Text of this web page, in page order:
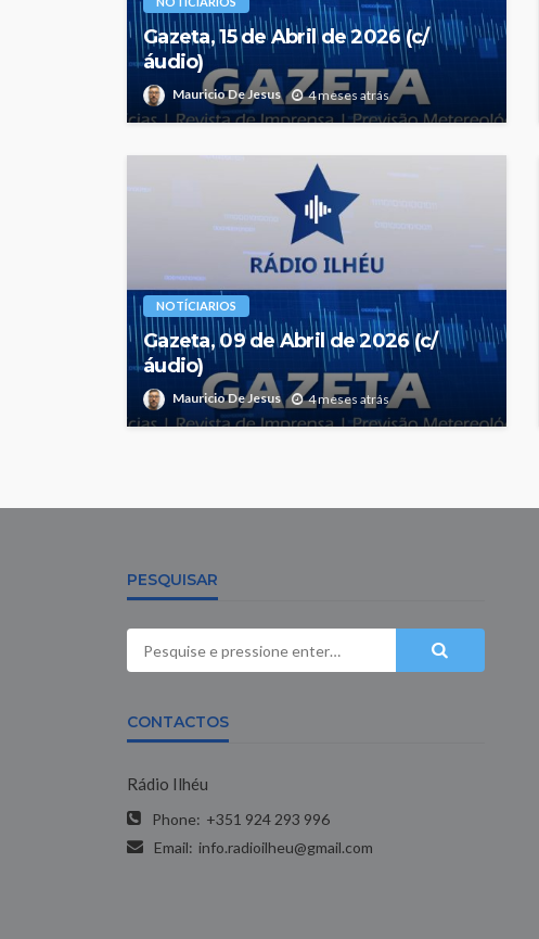
Gazeta, 15 de Abril de 2026 (c/
áudio)
Mauricio De Jesus 4 meses atrás
NOTÍCIARIOS
Gazeta, 09 de Abril de 2026 (c/
áudio)
Mauricio De Jesus 4 meses atrás
PESQUISAR
CONTACTOS
Rádio Ilhéu
Phone: +351 924 293 996
Email: info.radioilheu@gmail.com